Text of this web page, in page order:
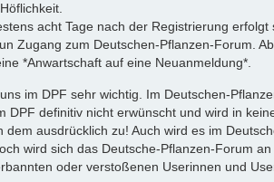
acht Tage nach der Registrierung
Zugang zum Deutschen-Pflanzen-Forum.
*Anwartschaft auf eine Neuanmeldung*.
im DPF sehr wichtig. Im Deutschen-
definitiv nicht erwünscht und wird in
ausdrücklich zu! Auch wird es im
wird sich das Deutsche-Pflanzen-Forum
oder verstoßenen Userinnen und